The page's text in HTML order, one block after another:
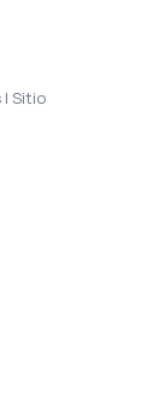
| Sitio